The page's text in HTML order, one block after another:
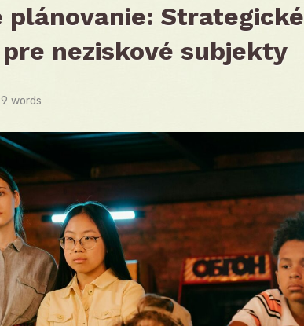
plánovanie: Strategické
neziskové subjekty
words